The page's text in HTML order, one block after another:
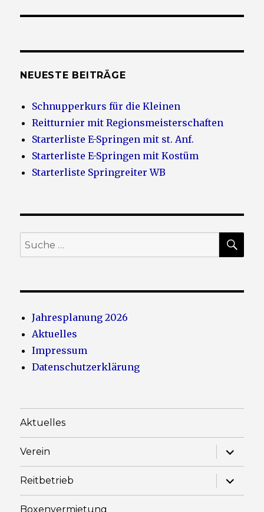
NEUESTE BEITRÄGE
Schnupperkurs für die Kleinen
Reitturnier mit Regionsmeisterschaften
Starterliste E-Springen mit st. Anf.
Starterliste E-Springen mit Kostüm
Starterliste Springreiter WB
Suche
nach:
Jahresplanung 2026
Aktuelles
Impressum
Datenschutzerklärung
Aktuelles
Verein
Reitbetrieb
Boxenvermietung